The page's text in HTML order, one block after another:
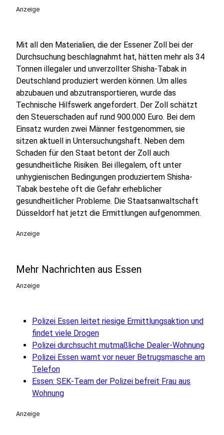
Anzeige
Mit all den Materialien, die der Essener Zoll bei der
Durchsuchung beschlagnahmt hat, hätten mehr als 34
Tonnen illegaler und unverzollter Shisha-Tabak in
Deutschland produziert werden können. Um alles
abzubauen und abzutransportieren, wurde das
Technische Hilfswerk angefordert. Der Zoll schätzt
den Steuerschaden auf rund 900.000 Euro. Bei dem
Einsatz wurden zwei Männer festgenommen, sie
sitzen aktuell in Untersuchungshaft. Neben dem
Schaden für den Staat betont der Zoll auch
gesundheitliche Risiken. Bei illegalem, oft unter
unhygienischen Bedingungen produziertem Shisha-
Tabak bestehe oft die Gefahr erheblicher
gesundheitlicher Probleme. Die Staatsanwaltschaft
Düsseldorf hat jetzt die Ermittlungen aufgenommen.
Anzeige
Mehr Nachrichten aus Essen
Anzeige
Polizei Essen leitet riesige Ermittlungsaktion und
findet viele Drogen
Polizei durchsucht mutmaßliche Dealer-Wohnung
Polizei Essen warnt vor neuer Betrugsmasche am
Telefon
Essen: SEK-Team der Polizei befreit Frau aus
Wohnung
Anzeige